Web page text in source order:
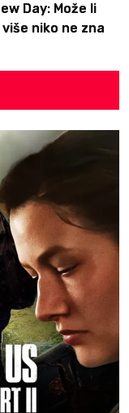
Day: Može li
niko ne zna